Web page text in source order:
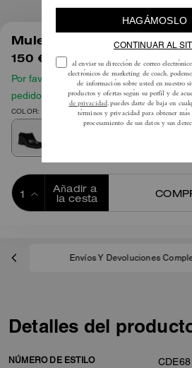
Mule Esculpido C con
150 € 295 €
Por favor, consulta nuestra guía de
pedido
COLOR: Negro
Añadir a
la cesta
Envíos Y Devoluciones
Detalles del
NÚMERO DE ESTILO CDE68